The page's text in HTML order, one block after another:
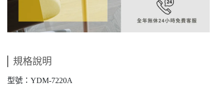
規格說明
型號：YDM-7220A